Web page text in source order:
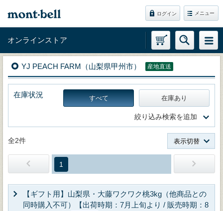
ログイン メニュー
オンラインストア
YJ PEACH FARM（山梨県甲州市） 産地直送
在庫状況 すべて 在庫あり
絞り込み検索を追加
全2件 表示切替
1
【ギフト用】山梨県・大藤ワクワク桃3kg（他商品との
同時購入不可）【出荷時期：7月上旬より / 販売時期：8